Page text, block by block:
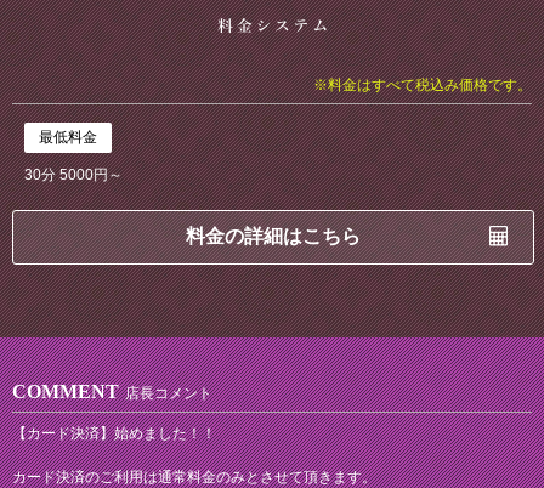
※料金はすべて税込み価格です。
最低料金
30分 5000円～
料金の詳細はこちら
COMMENT 店長コメント
【カード決済】始めました！！
カード決済のご利用は通常料金のみとさせて頂きます。